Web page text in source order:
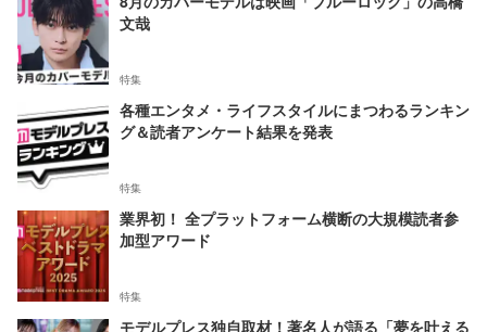
文哉
特集
各種エンタメ・ライフスタイルにまつわるランキン
グ＆読者アンケート結果を発表
特集
業界初！ 全プラットフォーム横断の大規模読者参
加型アワード
特集
モデルプレス独自取材！著名人が語る「夢を叶える